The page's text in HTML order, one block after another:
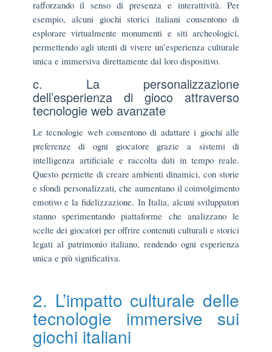
rafforzando il senso di presenza e interattività. Per
esempio, alcuni giochi storici italiani consentono di
esplorare virtualmente monumenti e siti archeologici,
permettendo agli utenti di vivere un’esperienza culturale
unica e immersiva direttamente dal loro dispositivo.
c. La personalizzazione
dell’esperienza di gioco attraverso
tecnologie web avanzate
Le tecnologie web consentono di adattare i giochi alle
preferenze di ogni giocatore grazie a sistemi di
intelligenza artificiale e raccolta dati in tempo reale.
Questo permette di creare ambienti dinamici, con storie
e sfondi personalizzati, che aumentano il coinvolgimento
emotivo e la fidelizzazione. In Italia, alcuni sviluppatori
stanno sperimentando piattaforme che analizzano le
scelte dei giocatori per offrire contenuti culturali e storici
legati al patrimonio italiano, rendendo ogni esperienza
unica e più significativa.
2. L’impatto culturale delle
tecnologie immersive sui
giochi italiani